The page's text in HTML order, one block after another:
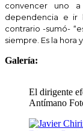
convencer uno
dependencia e ir
contrario -sumó-
siempre. Es la hora
Galería:
El dirigente
Antímano